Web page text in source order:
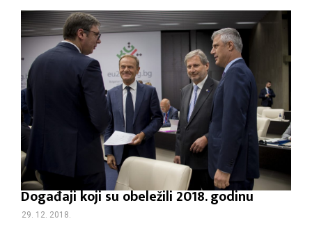
Događaji koji su obeležili 2018. godinu
29. 12. 2018.